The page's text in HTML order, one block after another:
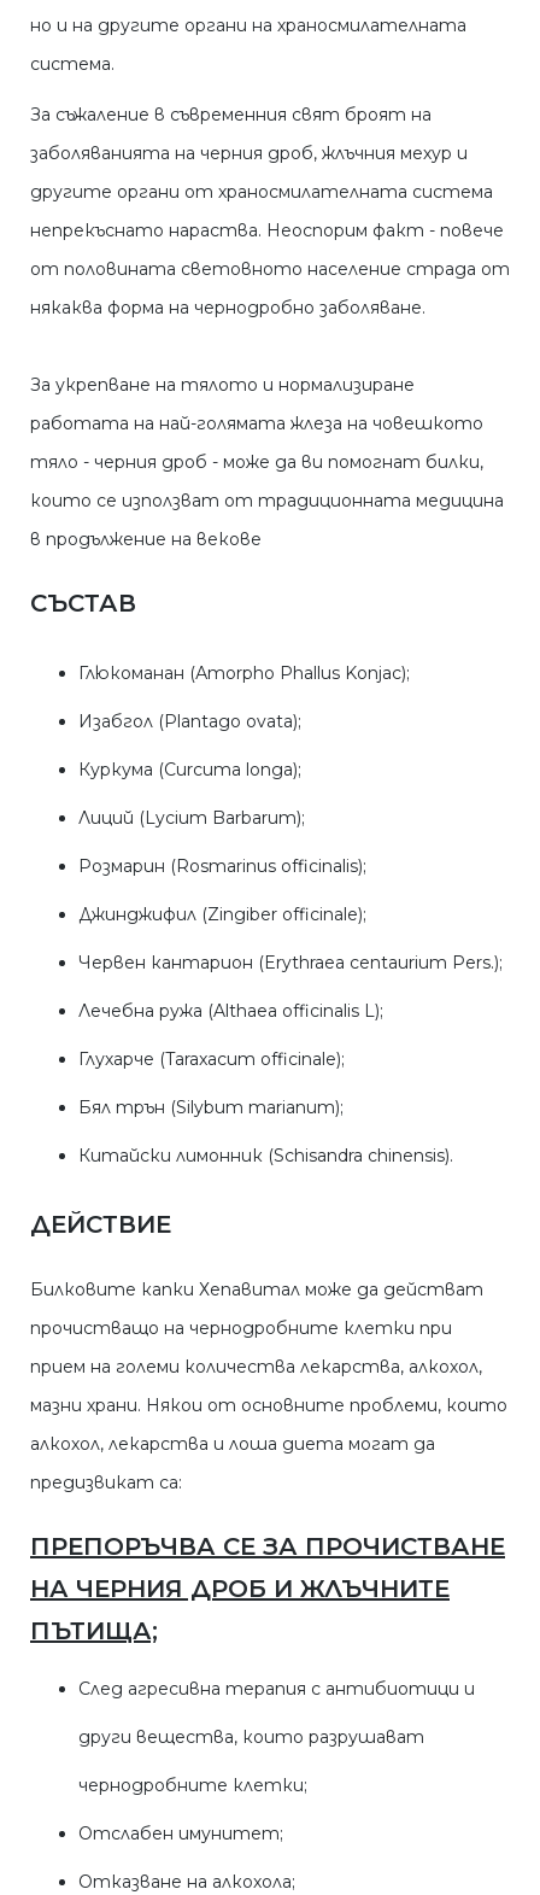
но и на другите органи на храносмилателната
система.
За съжаление в съвременния свят броят на
заболяванията на черния дроб, жлъчния мехур и
другите органи от храносмилателната система
непрекъснато нараства. Неоспорим факт - повече
от половината световното население страда от
някаква форма на чернодробно заболяване.
За укрепване на тялото и нормализиране
работата на най-голямата жлеза на човешкото
тяло - черния дроб - може да ви помогнат билки,
които се използват от традиционната медицина
в продължение на векове
СЪСТАВ
Глюкоманан (Аmorpho Phallus Konjac);
Изабгол (Plantago ovata);
Куркума (Curcuma longa);
Лиций (Lycium Barbarum);
Розмарин (Rosmarinus officinalis);
Джинджифил (Zingiber officinale);
Червен кантарион (Erythraea centaurium Pers.);
Лечебна ружа (Althaea officinalis L);
Глухарче (Taraxacum officinale);
Бял трън (Silybum marianum);
Китайски лимонник (Schisandra chinensis).
ДЕЙСТВИЕ
Билковите капки Хепавитал може да действат
прочистващо на чернодробните клетки при
прием на големи количества лекарства, алкохол,
мазни храни. Някои от основните проблеми, които
алкохол, лекарства и лоша диета могат да
предизвикат са:
ПРЕПОРЪЧВА СЕ ЗА ПРОЧИСТВАНЕ
НА ЧЕРНИЯ ДРОБ И ЖЛЪЧНИТЕ
ПЪТИЩА;
След агресивна терапия с антибиотици и
други вещества, които разрушават
чернодробните клетки;
Отслабен имунитет;
Отказване на алкохола;